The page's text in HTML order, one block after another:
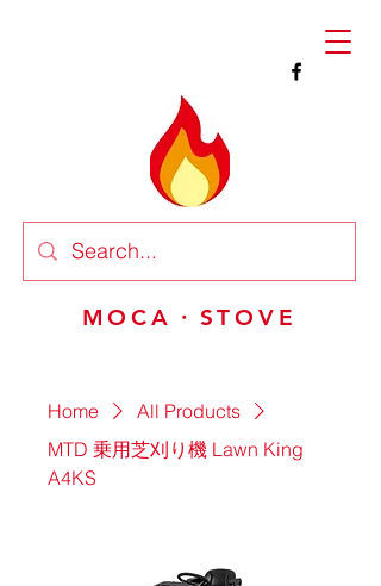
MOCA・STOVE
Home
All Products
MTD 乗用芝刈り機 Lawn King
A4KS